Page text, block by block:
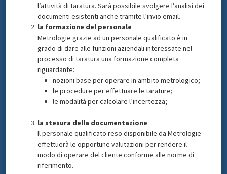
l’attività di taratura. Sarà possibile svolgere l’analisi dei
documenti esistenti anche tramite l’invio email.
la formazione del personale
Metrologie grazie ad un personale qualificato è in
grado di dare alle funzioni aziendali interessate nel
processo di taratura una formazione completa
riguardante:
nozioni base per operare in ambito metrologico;
le procedure per effettuare le tarature;
le modalità per calcolare l’incertezza;
la stesura della documentazione
Il personale qualificato reso disponibile da Metrologie
effettuerà le opportune valutazioni per rendere il
modo di operare del cliente conforme alle norme di
riferimento.